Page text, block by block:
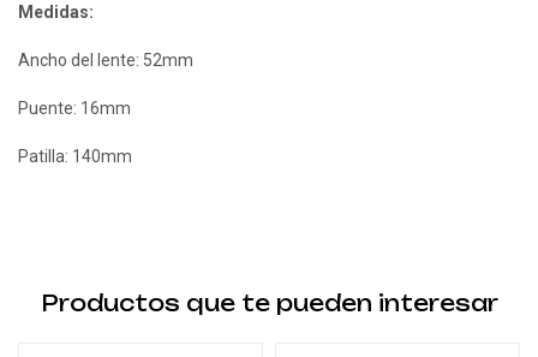
Medidas:
Ancho del lente: 52mm
Puente: 16mm
Patilla: 140mm
Productos que te pueden interesar